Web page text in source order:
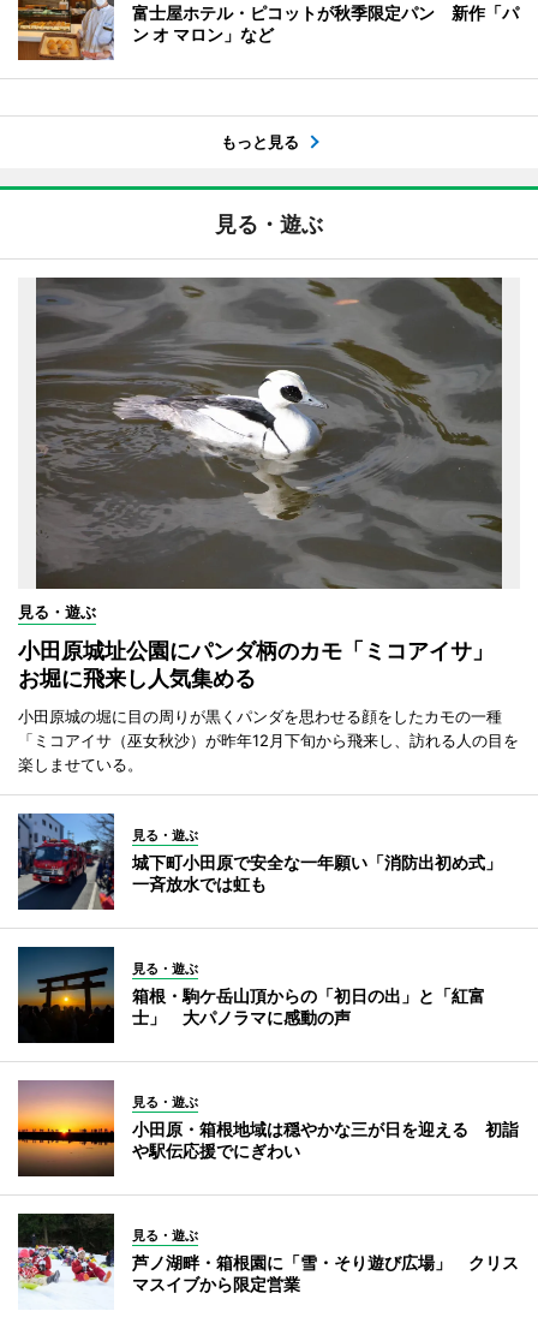
富士屋ホテル・ピコットが秋季限定パン 新作「パ
ン オ マロン」など
もっと見る
見る・遊ぶ
見る・遊ぶ
小田原城址公園にパンダ柄のカモ「ミコアイサ」
お堀に飛来し人気集める
小田原城の堀に目の周りが黒くパンダを思わせる顔をしたカモの一種
「ミコアイサ（巫女秋沙）が昨年12月下旬から飛来し、訪れる人の目を
楽しませている。
見る・遊ぶ
城下町小田原で安全な一年願い「消防出初め式」
一斉放水では虹も
見る・遊ぶ
箱根・駒ケ岳山頂からの「初日の出」と「紅富
士」 大パノラマに感動の声
見る・遊ぶ
小田原・箱根地域は穏やかな三が日を迎える 初詣
や駅伝応援でにぎわい
見る・遊ぶ
芦ノ湖畔・箱根園に「雪・そり遊び広場」 クリス
マスイブから限定営業